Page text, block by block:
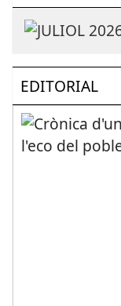
EDITORIAL